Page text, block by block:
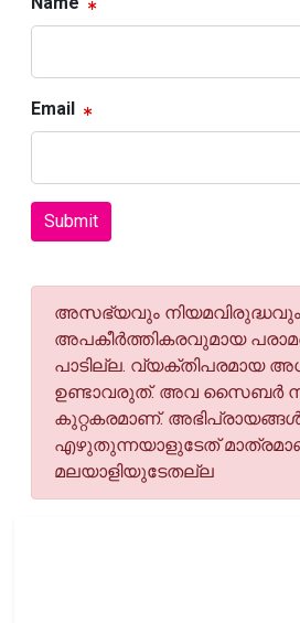
Email
Submit
അസഭ്യവും നിയമവിരുദ്ധവും
അപകീര്‍ത്തികരവുമായ
പാടില്ല. വ്യക്തിപരമായ
ഉണ്ടാവരുത്. അവ സൈബര്‍
കുറ്റകരമാണ്.
എഴുതുന്നയാളുടേത്
മലയാളിയുടേതല്ല